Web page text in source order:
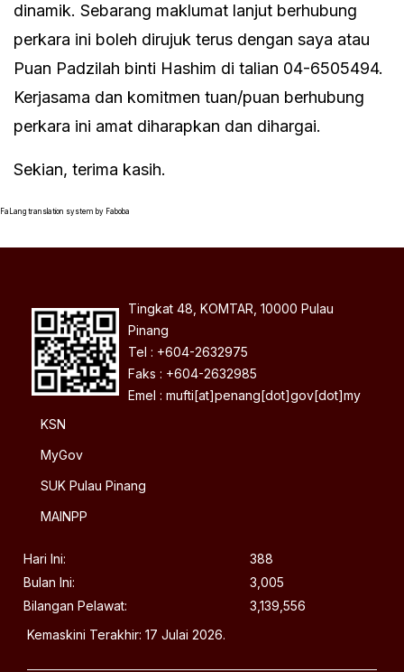
dinamik. Sebarang maklumat lanjut berhubung
perkara ini boleh dirujuk terus dengan saya atau
Puan Padzilah binti Hashim di talian 04-6505494.
Kerjasama dan komitmen tuan/puan berhubung
perkara ini amat diharapkan dan dihargai.
Sekian, terima kasih.
FaLang translation system by Faboba
Tingkat 48, KOMTAR, 10000 Pulau
Pinang
Tel : +604-2632975
Faks : +604-2632985
Emel : mufti[at]penang[dot]gov[dot]my
KSN
MyGov
SUK Pulau Pinang
MAINPP
Hari Ini:
388
Bulan Ini:
3,005
Bilangan Pelawat:
3,139,556
Kemaskini Terakhir: 17 Julai 2026.